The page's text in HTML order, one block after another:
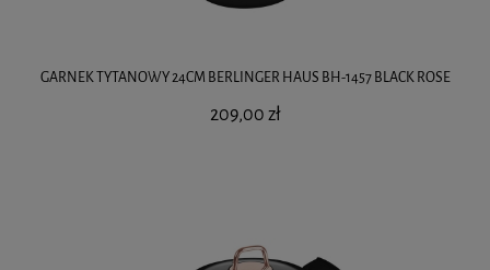
GARNEK TYTANOWY 24CM BERLINGER HAUS BH-1457 BLACK ROSE
209,00 zł